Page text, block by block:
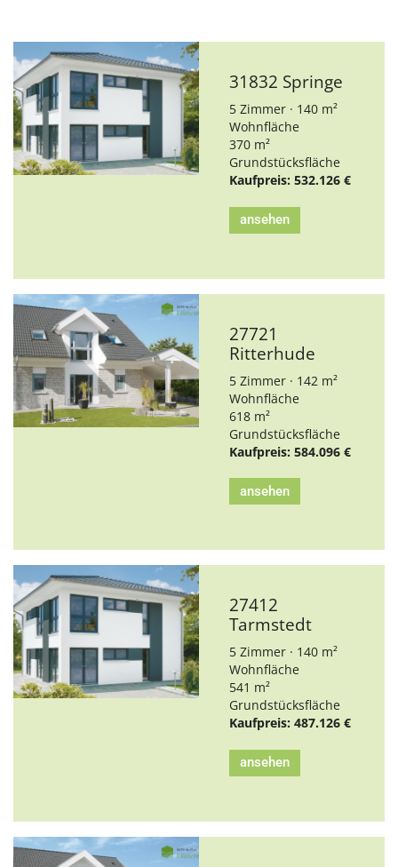
31832 Springe
5 Zimmer · 140 m²
Wohnfläche
370 m²
Grundstücksfläche
Kaufpreis: 532.126 €
ansehen
27721
Ritterhude
5 Zimmer · 142 m²
Wohnfläche
618 m²
Grundstücksfläche
Kaufpreis: 584.096 €
ansehen
27412
Tarmstedt
5 Zimmer · 140 m²
Wohnfläche
541 m²
Grundstücksfläche
Kaufpreis: 487.126 €
ansehen